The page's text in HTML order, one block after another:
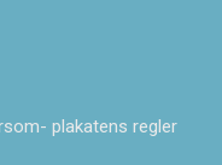
plakatens regler